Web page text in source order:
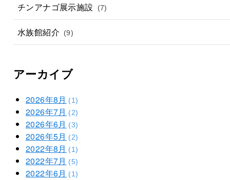
チンアナゴ展示施設 (7)
水族館紹介 (9)
アーカイブ
2026年8月 (1)
2026年7月 (2)
2026年6月 (3)
2026年5月 (2)
2022年8月 (1)
2022年7月 (5)
2022年6月 (1)